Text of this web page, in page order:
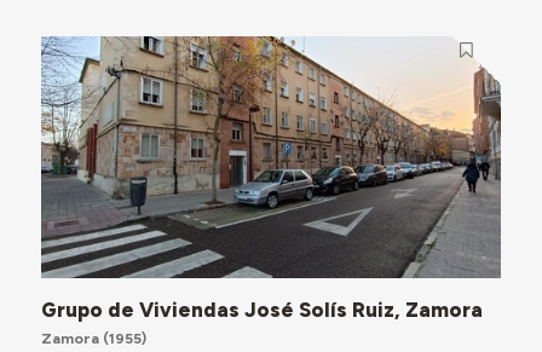
Grupo de Viviendas José Solís Ruiz, Zamora
Zamora(1955)